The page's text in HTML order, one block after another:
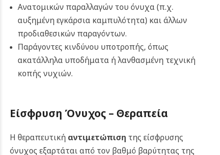
Ανατομικών παραλλαγών του όνυχα (π.χ.
αυξημένη εγκάρσια καμπυλότητα) και άλλων
προδιαθεσικών παραγόντων.
Παράγοντες κινδύνου υποτροπής, όπως
ακατάλληλα υποδήματα ή λανθασμένη τεχνική
κοπής νυχιών.
Είσφρυση Όνυχος – Θεραπεία
Η θεραπευτική αντιμετώπιση της είσφρυσης
όνυχος εξαρτάται από τον βαθμό βαρύτητας της